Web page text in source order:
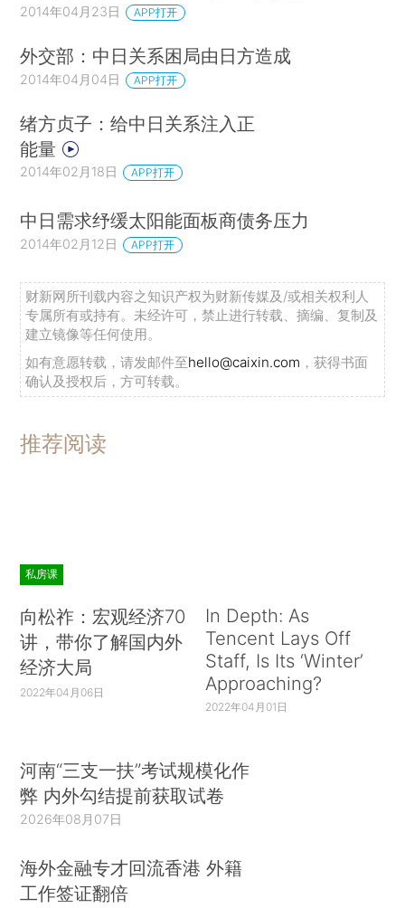
2014年04月23日 APP打开
外交部：中日关系困局由日方造成
2014年04月04日 APP打开
绪方贞子：给中日关系注入正
能量
2014年02月18日 APP打开
中日需求纾缓太阳能面板商债务压力
2014年02月12日 APP打开
财新网所刊载内容之知识产权为财新传媒及/或相关权利人
专属所有或持有。未经许可，禁止进行转载、摘编、复制及
建立镜像等任何使用。
如有意愿转载，请发邮件至hello@caixin.com ，获得书面
确认及授权后，方可转载。
推荐阅读
私房课
向松祚：宏观经济70
讲，带你了解国内外
经济大局
2022年04月06日
In Depth: As
Tencent Lays Off
Staff, Is Its ‘Winter’
Approaching?
2022年04月01日
河南“三支一扶”考试规模化作
弊 内外勾结提前获取试卷
2026年08月07日
海外金融专才回流香港 外籍
工作签证翻倍